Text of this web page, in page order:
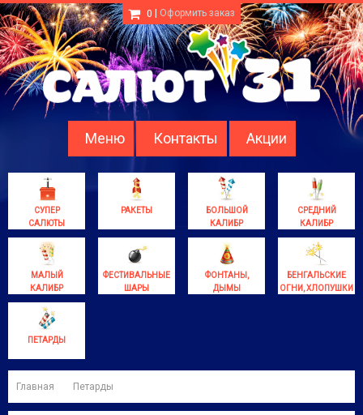
0 Оформить заказ
Меню Контакты Акции
СУПЕР
САЛЮТЫ
РАКЕТЫ
БОЛЬШОЙ
КАЛИБР
СРЕДНИЙ
КАЛИБР
МАЛЫЙ
КАЛИБР
ФЕСТИВАЛЬНЫЕ
ШАРЫ
ФОНТАНЫ,
ДЫМЫ
БЕНГАЛЬСКИЕ
ОГНИ, ХЛОПУШКИ
ПЕТАРДЫ
Главная Петарды